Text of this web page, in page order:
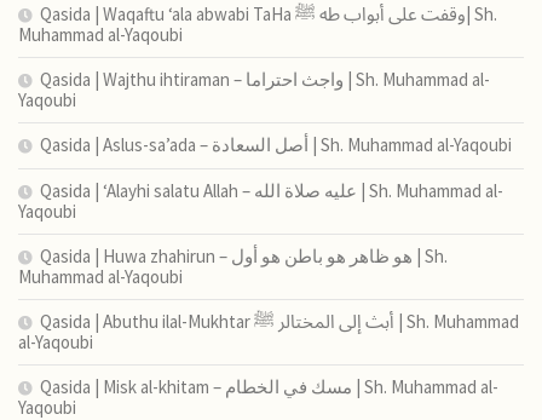
Qasida | Waqaftu ‘ala abwabi TaHa وقفت على أبواب طه ﷺ| Sh.
Muhammad al-Yaqoubi
Qasida | Wajthu ihtiraman – واجث احتراما | Sh. Muhammad al-
Yaqoubi
Qasida | Aslus-sa’ada – أصل السعادة | Sh. Muhammad al-Yaqoubi
Qasida | ‘Alayhi salatu Allah – عليه صلاة الله | Sh. Muhammad al-
Yaqoubi
Qasida | Huwa zhahirun – هو ظاهر هو باطن هو أول | Sh.
Muhammad al-Yaqoubi
Qasida | Abuthu ilal-Mukhtar أبث إلى المختالر ﷺ | Sh. Muhammad
al-Yaqoubi
Qasida | Misk al-khitam – مسك في الخطام | Sh. Muhammad al-
Yaqoubi